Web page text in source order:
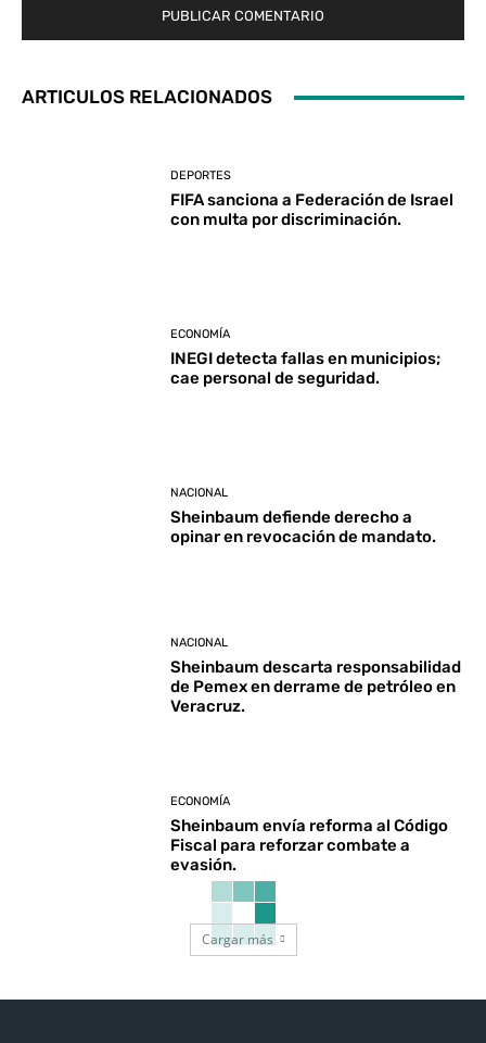
ARTICULOS RELACIONADOS
DEPORTES
FIFA sanciona a Federación de Israel
con multa por discriminación.
ECONOMÍA
INEGI detecta fallas en municipios;
cae personal de seguridad.
NACIONAL
Sheinbaum defiende derecho a
opinar en revocación de mandato.
NACIONAL
Sheinbaum descarta responsabilidad
de Pemex en derrame de petróleo en
Veracruz.
ECONOMÍA
Sheinbaum envía reforma al Código
Fiscal para reforzar combate a
evasión.
Cargar más